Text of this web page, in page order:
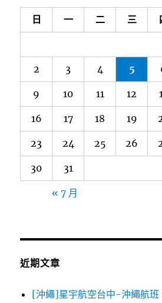
日 一 二 三
2 3 4 5
9 10 11 12
16 17 18 19
23 24 25 26
30 31
« 7 月
近期文章
[沖繩]星宇航空台中-沖繩航班